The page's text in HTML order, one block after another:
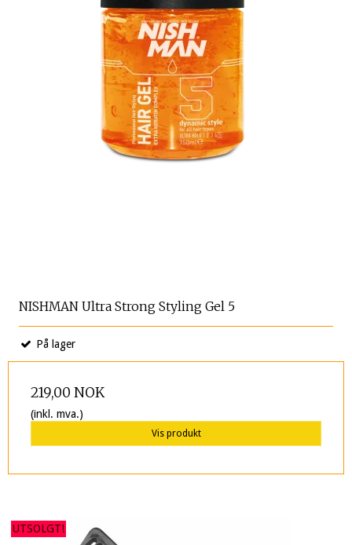
NISHMAN Ultra Strong Styling Gel 5
På lager
219,00 NOK
(inkl. mva.)
Vis produkt
UTSOLGT!